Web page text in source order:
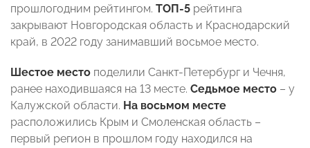
прошлогодним рейтингом. ТОП-5 рейтинга
закрывают Новгородская область и Краснодарский
край, в 2022 году занимавший восьмое место.
Шестое место поделили Санкт-Петербург и Чечня,
ранее находившаяся на 13 месте. Седьмое место – у
Калужской области. На восьмом месте
расположились Крым и Смоленская область –
первый регион в прошлом году находился на